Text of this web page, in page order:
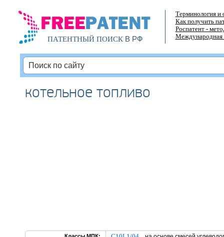
ПАТЕНТНЫЙ ПОИСКВ РФ
Терминология и
Как получить
Роспатент -
Международная
котельное топливо